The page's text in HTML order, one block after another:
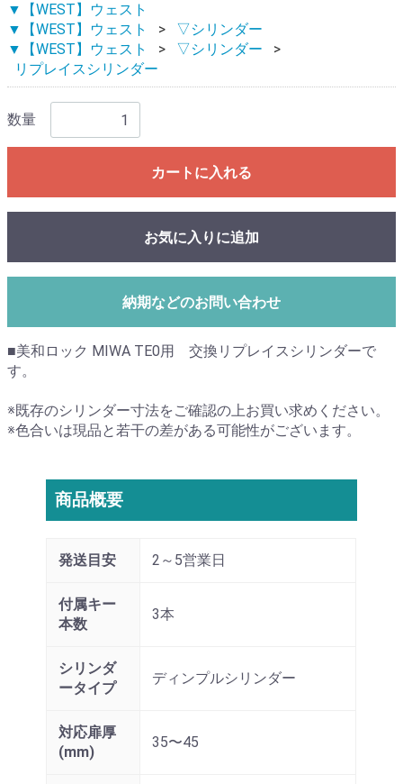
▼【WEST】ウェスト
▼【WEST】ウェスト
▽シリンダー
▼【WEST】ウェスト
▽シリンダー
リプレイスシリンダー
数量
カートに入れる
お気に入りに追加
納期などのお問い合わせ
■美和ロック MIWA TE0用 交換リプレイスシリンダーで
す。
※既存のシリンダー寸法をご確認の上お買い求めください。
※色合いは現品と若干の差がある可能性がございます。
商品概要
発送目安 2～5営業日
付属キー
本数
3本
シリンダ
ータイプ
ディンプルシリンダー
対応扉厚
(mm)
35〜45